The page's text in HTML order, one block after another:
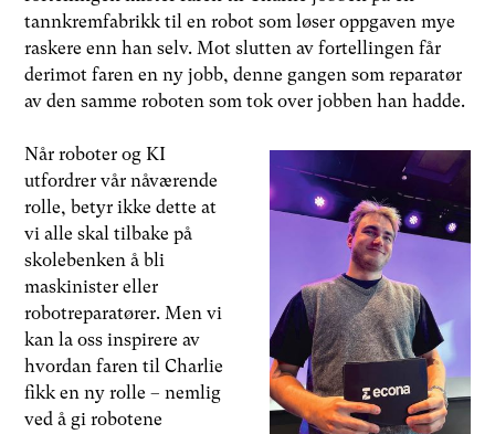
tannkremfabrikk til en robot som løser oppgaven mye
raskere enn han selv. Mot slutten av fortellingen får
derimot faren en ny jobb, denne gangen som reparatør
av den samme roboten som tok over jobben han hadde.
Når roboter og KI
utfordrer vår nåværende
rolle, betyr ikke dette at
vi alle skal tilbake på
skolebenken å bli
maskinister eller
robotreparatører. Men vi
kan la oss inspirere av
hvordan faren til Charlie
fikk en ny rolle – nemlig
ved å gi robotene